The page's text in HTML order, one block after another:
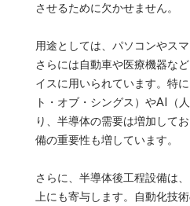
させるために欠かせません。
用途としては、パソコンやス
さらには自動車や医療機器な
イスに用いられています。特
ト・オブ・シングス）やAI（
り、半導体の需要は増加して
備の重要性も増しています。
さらに、半導体後工程設備は
上にも寄与します。自動化技